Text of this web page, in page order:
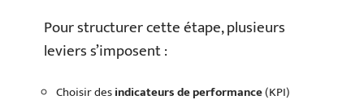
Pour structurer cette étape, plusieurs
leviers s’imposent :
Choisir desindicateurs de performance(KPI)